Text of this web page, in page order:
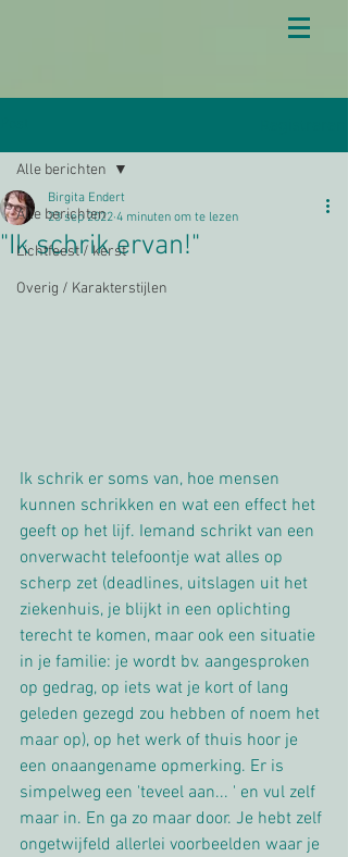
Alle berichten
Lichtfeest / kerst
Overig / Karakterstijlen
Alle berichten
"Ik schrik ervan!"
Birgita Endert
23 sep 2022 4 minuten om te lezen
Ik schrik er soms van, hoe mensen
kunnen schrikken en wat een effect het
geeft op het lijf. Iemand schrikt van een
onverwacht telefoontje wat alles op
scherp zet (deadlines, uitslagen uit het
ziekenhuis, je blijkt in een oplichting
terecht te komen, maar ook een situatie
in je familie: je wordt bv. aangesproken
op gedrag, op iets wat je kort of lang
geleden gezegd zou hebben of noem het
maar op), op het werk of thuis hoor je
een onaangename opmerking. Er is
simpelweg een 'teveel aan... ' en vul zelf
maar in. En ga zo maar door. Je hebt zelf
ongetwijfeld allerlei voorbeelden waar je